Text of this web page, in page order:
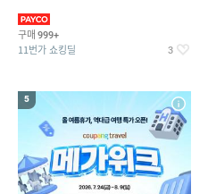
구매 999+
11번가 쇼킹딜 3
5